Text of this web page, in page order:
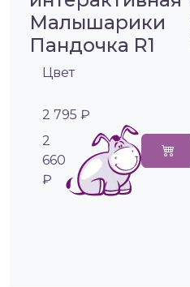
Малышарики
Пандочка R1
Цвет
2 795 ₽
2
660
₽